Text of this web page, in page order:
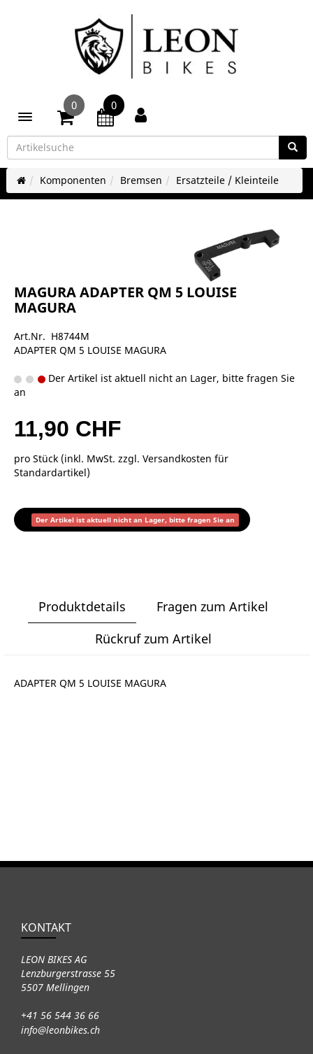
Toggle navigation
0 0
Komponenten Bremsen Ersatzteile / Kleinteile
MAGURA ADAPTER QM 5 LOUISE
MAGURA
Art.Nr. H8744M
ADAPTER QM 5 LOUISE MAGURA
Der Artikel ist aktuell nicht an Lager, bitte fragen Sie
an
11,90 CHF
pro Stück (inkl. MwSt. zzgl. Versandkosten für
Standardartikel)
Der Artikel ist aktuell nicht an Lager, bitte fragen Sie an
Produktdetails
Fragen zum Artikel
Rückruf zum Artikel
ADAPTER QM 5 LOUISE MAGURA
KONTAKT
LEON BIKES AG
Lenzburgerstrasse 55
5507 Mellingen
+41 56 544 36 66
info@leonbikes.ch